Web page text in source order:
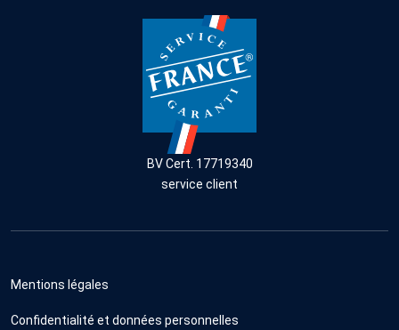
BV Cert. 17719340
service client
Mentions légales
Confidentialité et données personnelles